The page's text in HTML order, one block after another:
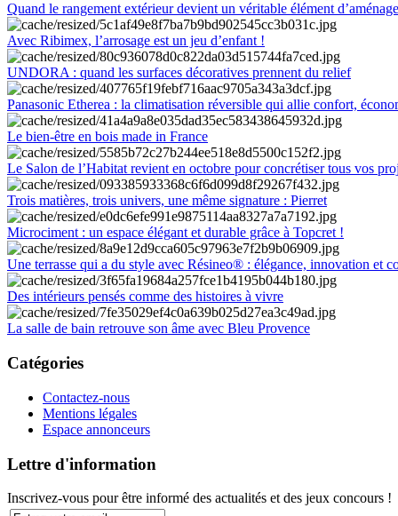
Quand le rangement extérieur devient un véritable élément
Avec Ribimex, l’arrosage est un jeu d’enfant !
UNDORA : quand les surfaces décoratives prennent du relief
Panasonic Etherea : la climatisation réversible qui allie confort,
Le bien-être en bois made in France
Le Salon de l’Habitat revient en octobre pour concrétiser tous vos
Trois matières, trois univers, une même signature : Pierret
Microciment : un espace élégant et durable grâce à Topcret !
Une terrasse qui a du style avec Résineo® : élégance, innovation et
Des intérieurs pensés comme des histoires à vivre
La salle de bain retrouve son âme avec Bleu Provence
Catégories
Contactez-nous
Mentions légales
Espace annonceurs
Lettre d'information
Inscrivez-vous pour être informé des actualités et des jeux concours !